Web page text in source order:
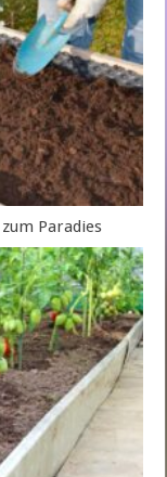
Paradies